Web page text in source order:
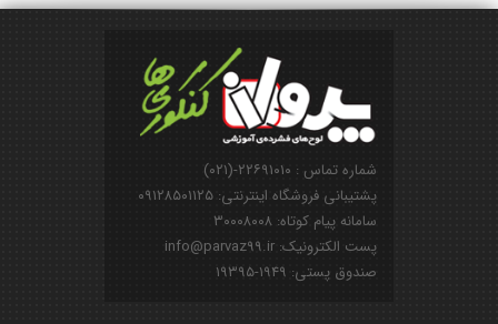
شماره تماس : ۲۲۶۹۱۰۱۰-(۰۲۱)
پشتیبانی فروشگاه اینترنتی: ۰۹۱۲۸۵۰۱۱۲۵
سامانه پیام کوتاه: ۳۰۰۰۸۰۰۸
پست الکترونیک: info@parvaz99.ir
صندوق پستی: ۱۹۴۹-۱۹۳۹۵